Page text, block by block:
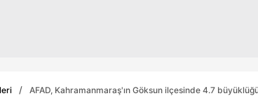
AFAD, Kahramanmaraş'ın Göksun ilçesinde 4.7